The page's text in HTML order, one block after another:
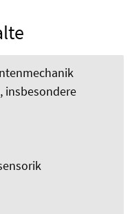
insbesondere